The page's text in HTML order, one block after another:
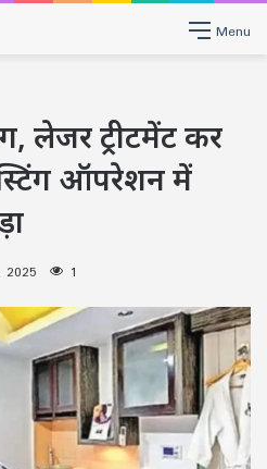
Menu
लेजर ट्रीटमेंट कर
स्टिंग ऑपरेशन में
1